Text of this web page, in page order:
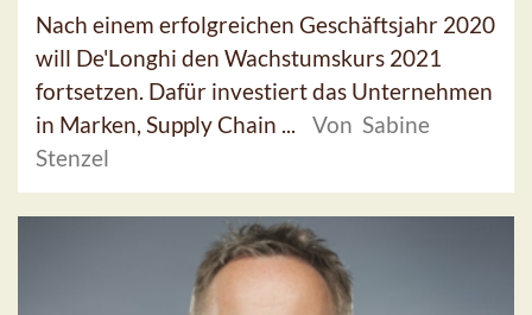
Nach einem erfolgreichen Geschäftsjahr 2020
will De'Longhi den Wachstumskurs 2021
fortsetzen. Dafür investiert das Unternehmen
in Marken, Supply Chain ...
Von Sabine
Stenzel